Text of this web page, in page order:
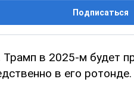
Подписаться
в 2025-м будет
в его ротонде.